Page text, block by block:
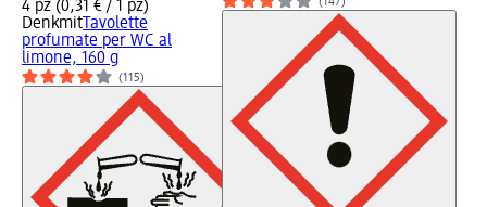
4 pz (0,31 € / 1 pz)
Denkmit Tavolette
profumate per WC al
limone, 160 g
(115)